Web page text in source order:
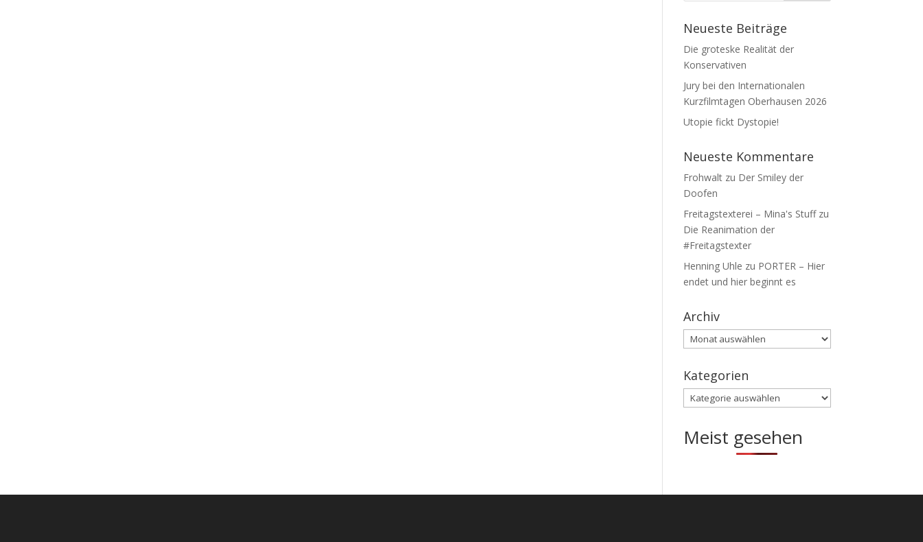
Neueste Beiträge
Die groteske Realität der
Konservativen
Jury bei den Internationalen
Kurzfilmtagen Oberhausen 2026
Utopie fickt Dystopie!
Neueste Kommentare
Frohwaltzu Der Smiley der
Doofen
Freitagstexterei – Mina's Stuffzu
Die Reanimation der
#Freitagstexter
Henning Uhle zu PORTER – Hier
endet und hier beginnt es
Archiv
Archiv
Kategorien
Kategorien
Meist gesehen